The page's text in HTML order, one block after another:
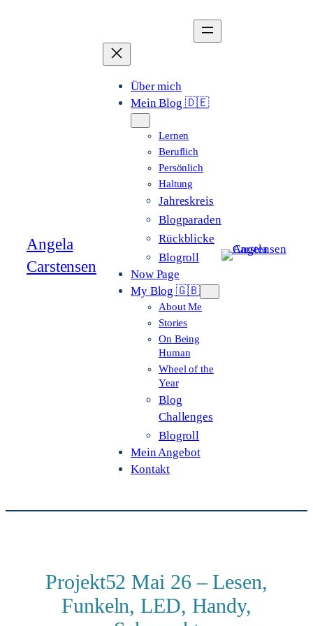
Angela
Carstensen
Über mich
Mein Blog 🇩🇪
Lernen
Beruflich
Persönlich
Haltung
Jahreskreis
Blogparaden
Rückblicke
Blogroll
Now Page
My Blog 🇬🇧
About Me
Stories
On Being
Human
Wheel of the
Year
Blog
Challenges
Blogroll
Mein Angebot
Kontakt
Projekt52 Mai 26 – Lesen,
Funkeln, LED, Handy,